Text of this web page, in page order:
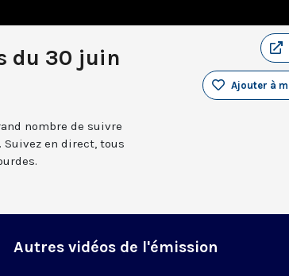
du 30 juin
Ajouter à
nombre de suivre
en direct, tous
Autres vidéos de l'émission